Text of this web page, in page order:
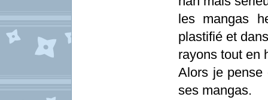
les mangas
plastifié et
rayons tout en
Alors je pense
ses mangas.